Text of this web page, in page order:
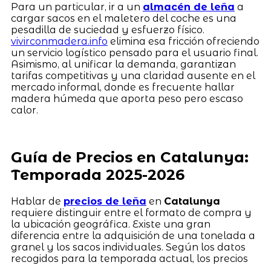
Para un particular, ir a un almacén de leña a
cargar sacos en el maletero del coche es una
pesadilla de suciedad y esfuerzo físico.
vivirconmadera.info elimina esa fricción ofreciendo
un servicio logístico pensado para el usuario final.
Asimismo, al unificar la demanda, garantizan
tarifas competitivas y una claridad ausente en el
mercado informal, donde es frecuente hallar
madera húmeda que aporta peso pero escaso
calor.
Guía de Precios en Catalunya:
Temporada 2025-2026
Hablar de precios de leña en Catalunya
requiere distinguir entre el formato de compra y
la ubicación geográfica. Existe una gran
diferencia entre la adquisición de una tonelada a
granel y los sacos individuales. Según los datos
recogidos para la temporada actual, los precios